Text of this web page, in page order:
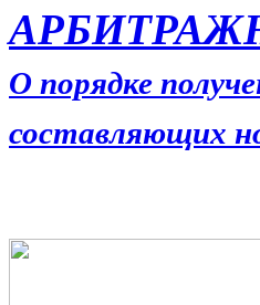
О порядке
составляющих